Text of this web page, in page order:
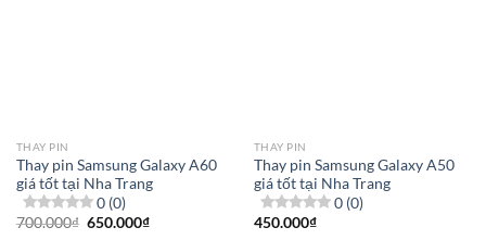
THAY PIN
Thay pin Samsung Galaxy A60
giá tốt tại Nha Trang
0 (0)
700.000₫ Giá
650.000₫Giá
THAY PIN
Thay pin Samsung Galaxy A50
giá tốt tại Nha Trang
0 (0)
450.000₫